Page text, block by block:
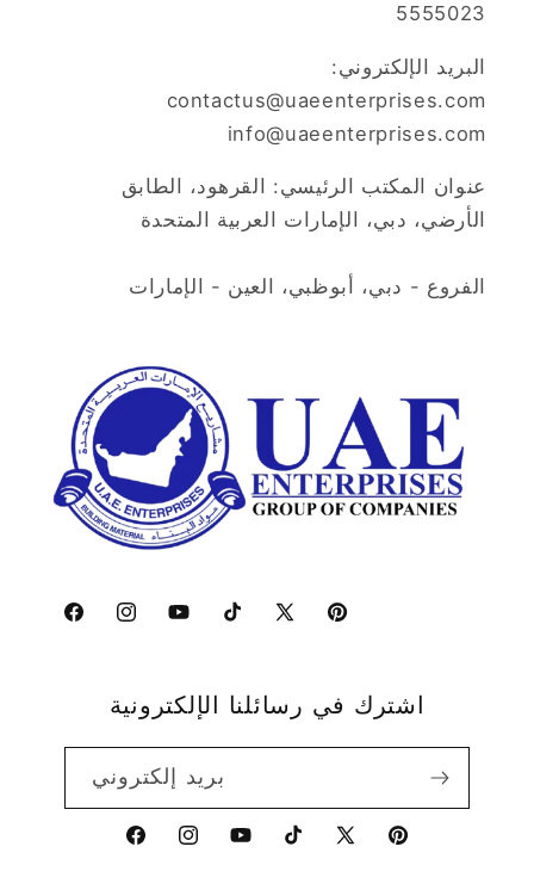
5555023
البريد الإلكتروني:
contactus@uaeenterprises.com
info@uaeenterprises.com
عنوان المكتب الرئيسي: القرهود، الطابق
الأرضي، دبي، الإمارات العربية المتحدة
الفروع - دبي، أبوظبي، العين - الإمارات
فيسبوكانستجراميوتيوب تيك
إكس
بينتريست
اشترك في رسائلنا الإلكترونية
بريد إلكتروني
فيسبوكانستجراميوتيوب تيك
إكس
بينتريست